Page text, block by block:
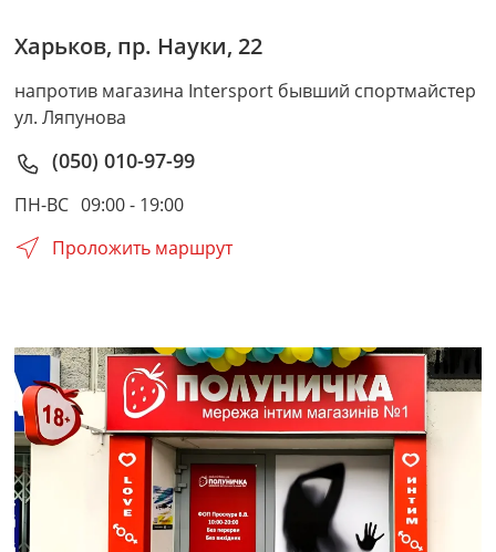
Харьков, пр. Науки, 22
напротив магазина Intersport бывший спортмайстер
ул. Ляпунова
(050) 010-97-99
ПН-ВС 09:00 - 19:00
Проложить маршрут